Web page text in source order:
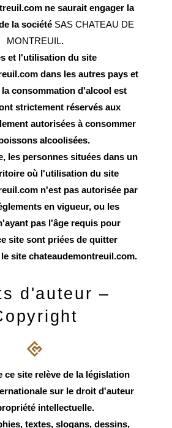
ne saurait engager la
la société SAS CHATEAU DE
MONTREUIL.
et l'utilisation du site
dans les autres pays et
consommation d'alcool est
strictement réservés aux
autorisées à consommer
alcoolisées.
les personnes situées dans un
où l'utilisation du site
n'est pas autorisée par
en vigueur, ou les
pas l'âge requis pour
site sont priées de quitter
site chateaudemontreuil.com.
d'auteur –
ce site relève de la législation
sur le droit d'auteur
intellectuelle.
textes, slogans, dessins,